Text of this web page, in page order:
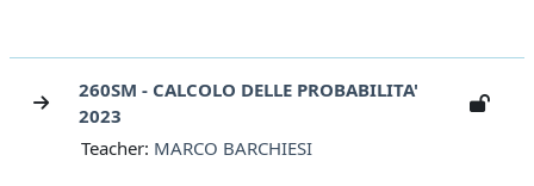
260SM - CALCOLO DELLE PROBABILITA'
2023
Teacher: MARCO BARCHIESI